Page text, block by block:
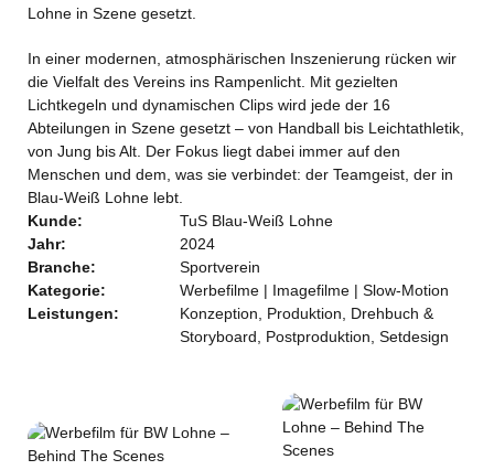
Lohne in Szene gesetzt.
In einer modernen, atmosphärischen Inszenierung rücken wir
die Vielfalt des Vereins ins Rampenlicht. Mit gezielten
Lichtkegeln und dynamischen Clips wird jede der 16
Abteilungen in Szene gesetzt – von Handball bis Leichtathletik,
von Jung bis Alt. Der Fokus liegt dabei immer auf den
Menschen und dem, was sie verbindet: der Teamgeist, der in
Blau-Weiß Lohne lebt.
Kunde:
TuS Blau-Weiß Lohne
Jahr:
2024
Branche:
Sportverein
Kategorie:
Werbefilme | Imagefilme | Slow-Motion
Leistungen:
Konzeption, Produktion, Drehbuch &
Storyboard, Postproduktion, Setdesign